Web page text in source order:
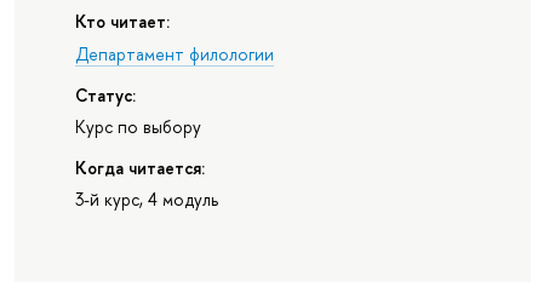
Кто читает:
Департамент филологии
Статус:
Курс по выбору
Когда читается:
3-й курс, 4 модуль